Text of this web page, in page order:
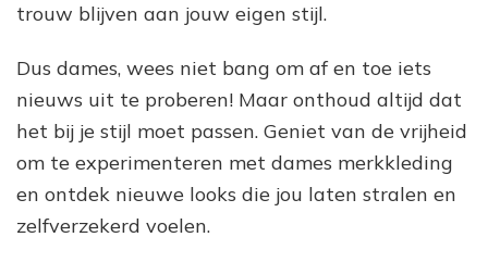
trouw blijven aan jouw eigen stijl.
Dus dames, wees niet bang om af en toe iets
nieuws uit te proberen! Maar onthoud altijd dat
het bij je stijl moet passen. Geniet van de vrijheid
om te experimenteren met dames merkkleding
en ontdek nieuwe looks die jou laten stralen en
zelfverzekerd voelen.